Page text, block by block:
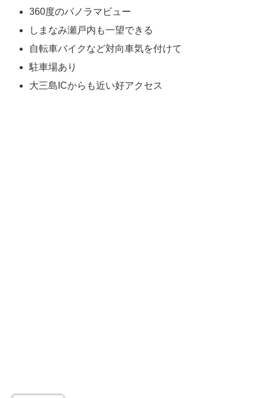
360度のパノラマビュー
しまなみ瀬戸内も一望できる
自転車バイクなど対向車気を付けて
駐車場あり
大三島ICからも近い好アクセス